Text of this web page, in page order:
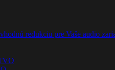
redukciu pre Vaše audio